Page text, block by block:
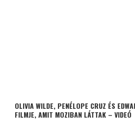
OLIVIA WILDE, PENÉLOPE CRUZ ÉS
FILMJE, AMIT MOZIBAN LÁTTAK – VIDEÓ